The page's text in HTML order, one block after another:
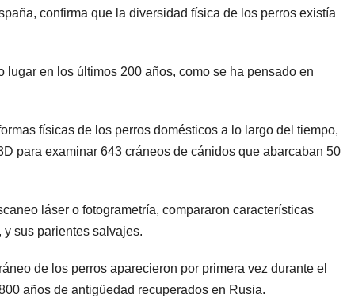
confirma que la diversidad física de los perros existía
en los últimos 200 años, como se ha pensado en
físicas de los perros domésticos a lo largo del tiempo,
para examinar 643 cráneos de cánidos que abarcaban 50
láser o fotogrametría, compararon características
sus parientes salvajes.
de los perros aparecieron por primera vez durante el
años de antigüedad recuperados en Rusia.